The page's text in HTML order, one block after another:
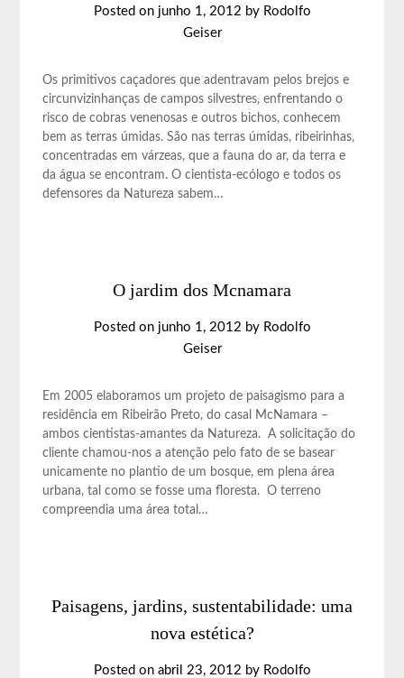
Posted on junho 1, 2012 by Rodolfo
Geiser
Os primitivos caçadores que adentravam pelos brejos e
circunvizinhanças de campos silvestres, enfrentando o
risco de cobras venenosas e outros bichos, conhecem
bem as terras úmidas. São nas terras úmidas, ribeirinhas,
concentradas em várzeas, que a fauna do ar, da terra e
da água se encontram. O cientista-ecólogo e todos os
defensores da Natureza sabem…
O jardim dos Mcnamara
Posted on junho 1, 2012 by Rodolfo
Geiser
Em 2005 elaboramos um projeto de paisagismo para a
residência em Ribeirão Preto, do casal McNamara –
ambos cientistas-amantes da Natureza. A solicitação do
cliente chamou-nos a atenção pelo fato de se basear
unicamente no plantio de um bosque, em plena área
urbana, tal como se fosse uma floresta. O terreno
compreendia uma área total…
Paisagens, jardins, sustentabilidade: uma
nova estética?
Posted on abril 23, 2012 by Rodolfo